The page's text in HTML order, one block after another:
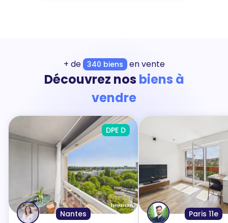
+ de 340 biens en vente
Découvrez nosbiens à
vendre
Nantes
DPE D
Paris 11e